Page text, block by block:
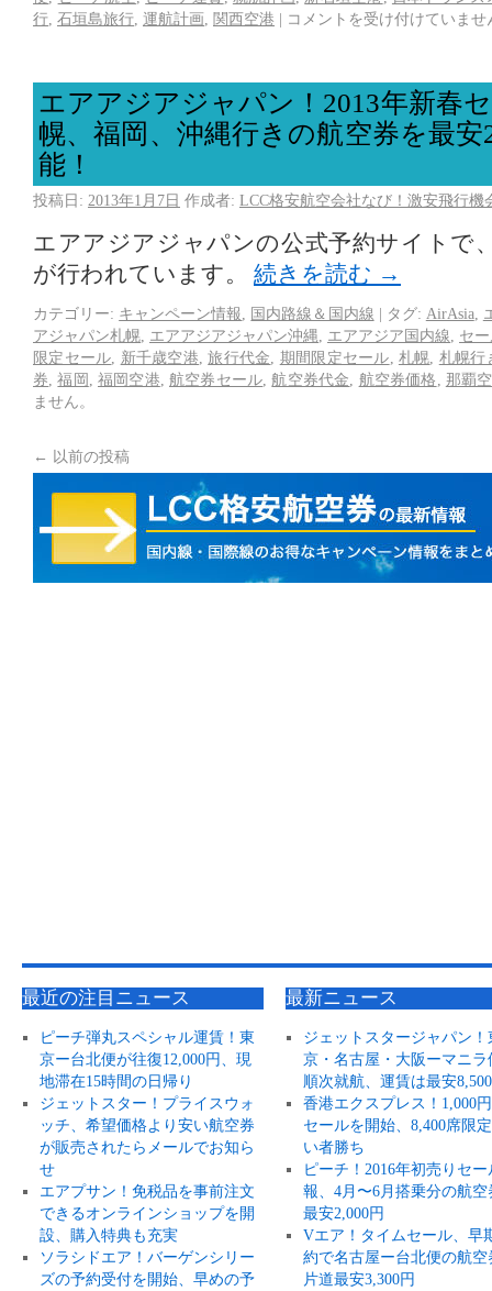
行 石垣島旅行 運航計画 関西空港 | コメントを受け付けていませ
エアアジアジャパン！2013年新春
幌、福岡、沖縄行きの航空券を最安
能！
投稿日: 2013年1月7日 作成者: LCC格安航空会社なび！激安飛行機
エアアジアジャパンの公式予約サイトで
が行われています。 続きを読む →
カテゴリー: キャンペーン情報 国内路線＆国内線 | タグ: AirAsia,
アジャパン札幌 エアアジアジャパン沖縄 エアアジア国内線
セ
限定セール
新千歳空港 ,旅行代金 期間限定セール 札幌 札幌行
券 ,福岡 ,福岡空港 ,航空券セール ,航空券代金 航空券価格
那覇
ません。
← 以前の投稿
最近の注目ニュース
ピーチ弾丸スペシャル運賃！東
京ー台北便が往復12,000円、現
地滞在15時間の日帰り
ジェットスター！プライスウォ
ッチ、希望価格より安い航空券
が販売されたらメールでお知ら
せ
エアプサン！免税品を事前注文
できるオンラインショップを開
設、購入特典も充実
ソラシドエア！バーゲンシリー
ズの予約受付を開始、早めの予
最新ニュース
ジェットスタージャパン！
京・名古屋・大阪ーマニラ
順次就航、運賃は最安
香港エクスプレス！1,000
セールを開始、8,400席限
い者勝ち
ピーチ！2016年初売りセー
報、4月〜6月搭乗分の航空
最安2,000円
Vエア！タイムセール、早
約で名古屋ー台北便の航空
片道最安3,300円